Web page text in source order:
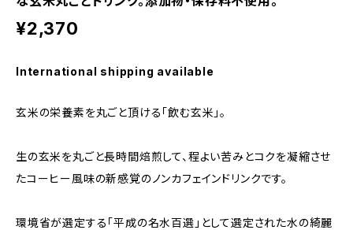
¥2,370
International shipping available
玄米の栄養素を丸ごと頂ける「飲む玄米」。
生の玄米を丸ごと長時間焙煎して、程よい苦みとコクを凝縮させ
たコーヒー風味の新感覚のノンカフェインドリンクです。
環境省が選定する「平成の名水百選」として選定された水の綺麗